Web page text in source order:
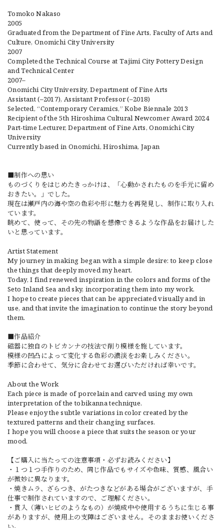
Tomoko Nakaso
2005
Graduated from the Department of Fine Arts, Faculty of Arts and
Culture, Onomichi City University
2007
Completed the Technical Course at Tajimi City Pottery Design
and Technical Center
2007–
Onomichi City University, Department of Fine Arts
Assistant (–2017), Assistant Professor (–2018)
Selected, “Contemporary Ceramics,” Kobe Biennale 2013
Recipient of the 5th Hiroshima Cultural Newcomer Award 2024
Part-time Lecturer, Department of Fine Arts, Onomichi City
University
Currently based in Onomichi, Hiroshima, Japan
■制作への思い
ものづくりをはじめたきっかけは、「心動かされたものを手元に留め
おきたい。」でした。
現在は瀬戸内の海や空の色彩や形に魅力を再発見し、制作に取り入れ
ています。
眺めて、使って、その先の物語を想像できるような作品をお届けした
いと思っています。
Artist Statement
My journey in making began with a simple desire: to keep close
the things that deeply moved my heart.
Today, I find renewed inspiration in the colors and forms of the
Seto Inland Sea and sky, incorporating them into my work.
I hope to create pieces that can be appreciated visually and in
use, and that invite the imagination to continue the story beyond
them.
■作品紹介
磁器に独自のトビカンナの技法で削り模様を施しています。
模様の凹凸によって変化する色彩の濃淡をお楽しみください。
季節に合わせて、気分に合わせてお選びいただければ幸いです。
About the Work
Each piece is made of porcelain and carved using my own
interpretation of the tobikanna technique.
Please enjoy the subtle variations in color created by the
textured patterns and their changing surfaces.
I hope you will choose a piece that suits the season or your
mood.
【ご購入に当たっての注意事項・必ずお読みください】
・１つ１つ手作りのため、同じ作品でもサイズや色味、質感、風合い
が微妙に異なります。
・焼きムラ、ざらつき、がたつきなどがある場合がございますが、手
仕事で制作されていますので、ご理解ください。
・貫入（薄いヒビのようなもの）が焼成中や使用するうちに生じる事
がありますが、使用上の支障はございません。そのままお使いくださ